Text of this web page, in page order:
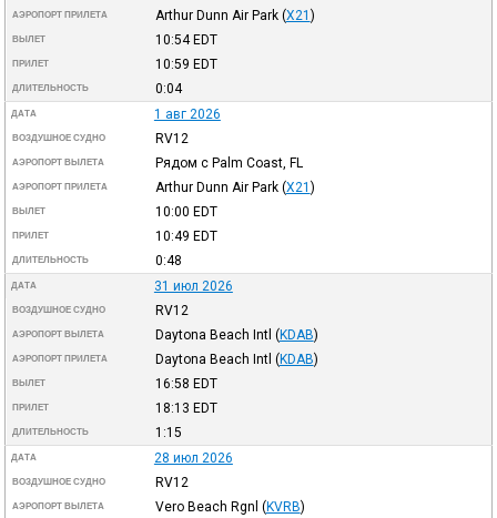
АЭРОПОРТ ПРИЛЕТА Arthur Dunn Air Park (X21 )
ВЫЛЕТ 10:54EDT
ПРИЛЕТ 10:59 EDT
ДЛИТЕЛЬНОСТЬ 0:04
ДАТА 1 авг 2026
ВОЗДУШНОЕ СУДНО RV12
АЭРОПОРТ ВЫЛЕТА Рядом с Palm Coast, FL
АЭРОПОРТ ПРИЛЕТА Arthur Dunn Air Park (X21 )
ВЫЛЕТ 10:00 EDT
ПРИЛЕТ 10:49 EDT
ДЛИТЕЛЬНОСТЬ 0:48
ДАТА 31 июл 2026
ВОЗДУШНОЕ СУДНО RV12
АЭРОПОРТ ВЫЛЕТА Daytona Beach Intl (KDAB)
АЭРОПОРТ ПРИЛЕТА Daytona Beach Intl (KDAB)
ВЫЛЕТ 16:58 EDT
ПРИЛЕТ 18:13 EDT
ДЛИТЕЛЬНОСТЬ 1:15
ДАТА 28 июл 2026
ВОЗДУШНОЕ СУДНО RV12
АЭРОПОРТ ВЫЛЕТА Vero Beach Rgnl (KVRB)